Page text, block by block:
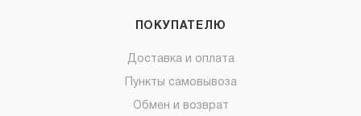
ПОКУПАТЕЛЮ
Доставка и оплата
Пункты самовывоза
Обмен и возврат